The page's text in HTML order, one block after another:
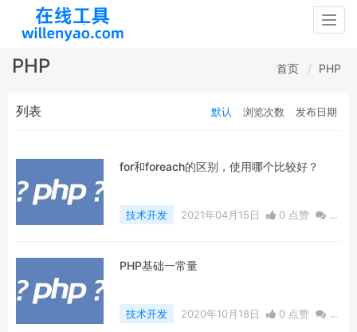
PHP 首页 PHP
列表 默认 浏览次数 发布日期
for和foreach的区别，使用哪个比较好？
技术开发 2021年04月15日 0 点赞
0
PHP基础一常量
技术开发 2020年10月18日 0 点赞
0